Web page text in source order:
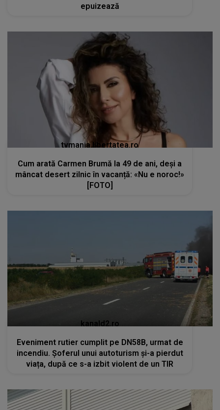
epuizează
tvmania.libertatea.ro
Cum arată Carmen Brumă la 49 de ani, deși a
mâncat desert zilnic în vacanță: «Nu e noroc!»
[FOTO]
kanald2.ro
Eveniment rutier cumplit pe DN58B, urmat de
incendiu. Șoferul unui autoturism și-a pierdut
viața, după ce s-a izbit violent de un TIR